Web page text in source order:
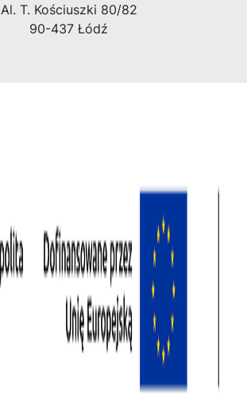
Al. T. Kościuszki 80/82
90-437 Łódź